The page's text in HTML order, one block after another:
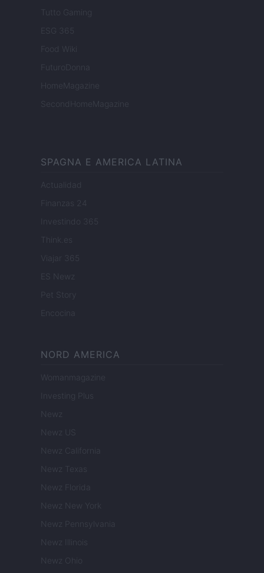
Tutto Gaming
ESG 365
Food Wiki
FuturoDonna
HomeMagazine
SecondHomeMagazine
SPAGNA E AMERICA LATINA
Actualidad
Finanzas 24
Investindo 365
Think.es
Viajar 365
ES Newz
Encocina
NORD AMERICA
Womanmagazine
Investing Plus
Newz
Newz US
Newz California
Newz Texas
Newz Florida
Newz New York
Newz Pennsylvania
Newz Illinois
Newz Ohio